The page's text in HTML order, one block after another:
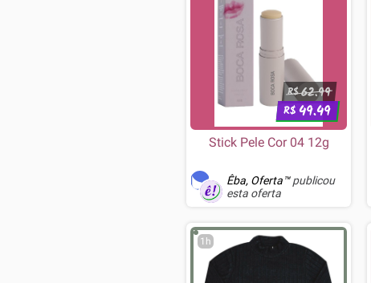
R$62.99
R$49.49
Stick Pele Cor 04 12g
Êba, Oferta™publicou
esta oferta
1h